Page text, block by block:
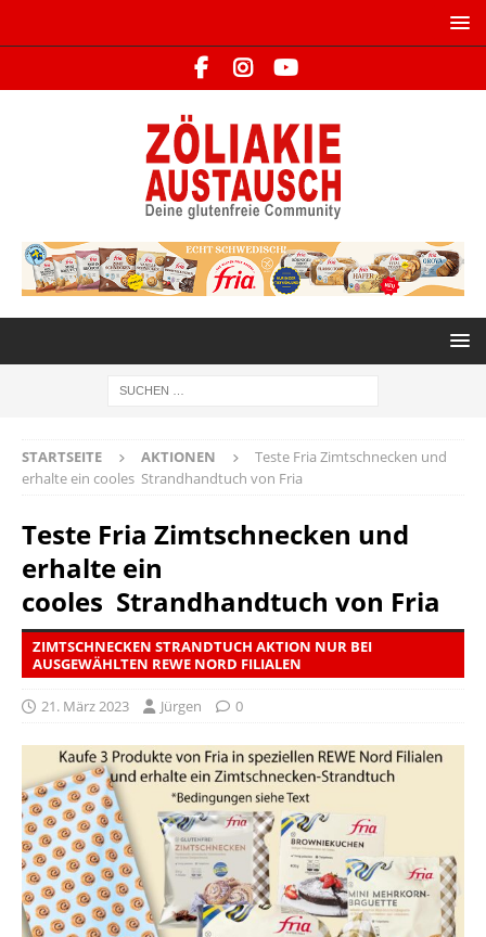
STARTSEITE AKTIONEN
Teste Fria Zimtschnecken und
erhalte ein cooles Strandhandtuch von Fria
Teste Fria Zimtschnecken und
erhalte ein
cooles Strandhandtuch von Fria
ZIMTSCHNECKEN STRANDTUCH AKTION NUR BEI
AUSGEWÄHLTEN REWE NORD FILIALEN
21. März 2023 Jürgen 0